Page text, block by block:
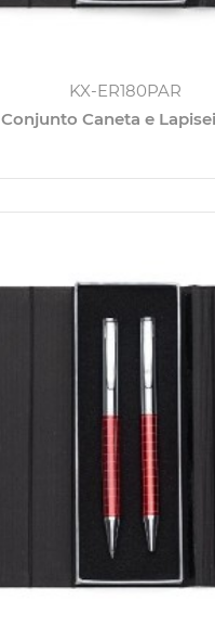
KX-ER180PAR
Conjunto Caneta e